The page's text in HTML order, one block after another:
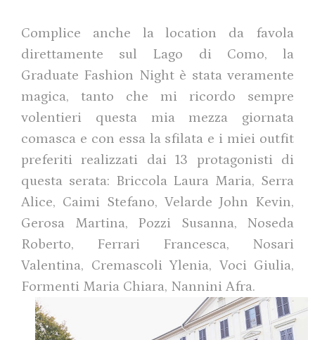
Complice anche la location da favola
direttamente sul Lago di Como, la
Graduate Fashion Night è stata veramente
magica, tanto che mi ricordo sempre
volentieri questa mia mezza giornata
comasca e con essa la sfilata e i miei outfit
preferiti realizzati dai 13 protagonisti di
questa serata: Briccola Laura Maria, Serra
Alice, Caimi Stefano, Velarde John Kevin,
Gerosa Martina, Pozzi Susanna, Noseda
Roberto, Ferrari Francesca, Nosari
Valentina, Cremascoli Ylenia, Voci Giulia,
Formenti Maria Chiara, Nannini Afra.